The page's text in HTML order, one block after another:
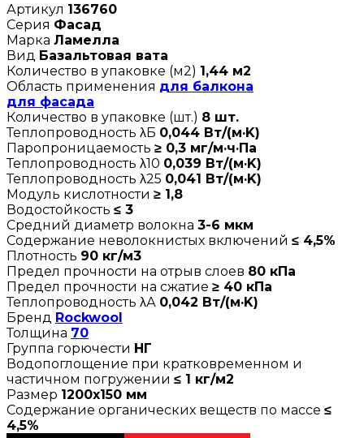
Артикул 136760
Серия Фасад
Марка Ламелла
Вид Базальтовая вата
Количество в упаковке (м2) 1,44 м2
Область применения для балкона
для фасада
Количество в упаковке (шт.) 8 шт.
Теплопроводность λБ 0,044 Вт/(м·K)
Паропроницаемость ≥ 0,3 мг/м·ч·Па
Теплопроводность λ10 0,039 Вт/(м·K)
Теплопроводность λ25 0,041 Вт/(м·K)
Модуль кислотности ≥ 1,8
Водостойкость ≤ 3
Средний диаметр волокна 3-6 мкм
Содержание неволокнистых включений ≤ 4,5%
Плотность 90 кг/м3
Предел прочности на отрыв слоев 80 кПа
Предел прочности на сжатие ≥ 40 кПа
Теплопроводность λА 0,042 Вт/(м·K)
Бренд Rockwool
Толщина 70
Группа горючести НГ
Водопоглощение при кратковременном и
частичном погружении ≤ 1 кг/м2
Размер 1200х150 мм
Содержание органических веществ по массе ≤
4,5%